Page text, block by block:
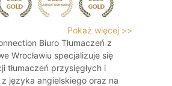
Pokaż więcej >>
Biuro Tłumaczeń z
Wrocławiu specjalizuje się
tłumaczeń przysięgłych i
z języka angielskiego oraz na